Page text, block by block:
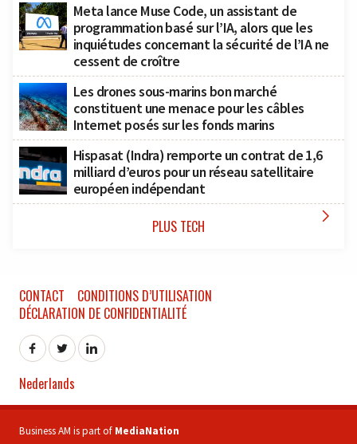
Meta lance Muse Code, un assistant de
programmation basé sur l’IA, alors que les
inquiétudes concernant la sécurité de l’IA ne
cessent de croître
Les drones sous-marins bon marché
constituent une menace pour les câbles
Internet posés sur les fonds marins
Hispasat (Indra) remporte un contrat de 1,6
milliard d’euros pour un réseau satellitaire
européen indépendant
PLUS TECH 
CONTACT
CONDITIONS D’UTILISATION
DÉCLARATION DE CONFIDENTIALITÉ
Nederlands
Business AM is part of MediaNation